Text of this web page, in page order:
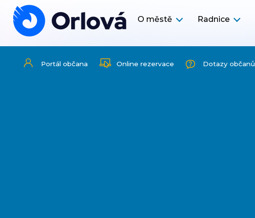
O městě Radnice
Portál občana Online rezervace Dotazy občanů